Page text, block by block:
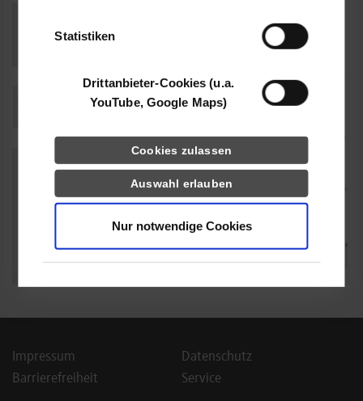
Statistiken
Drittanbieter-Cookies (u.a.
YouTube, Google Maps)
Cookies zulassen
Auswahl erlauben
Nur notwendige Cookies
Impressum
Datenschutz
Barrierefreiheit
Service